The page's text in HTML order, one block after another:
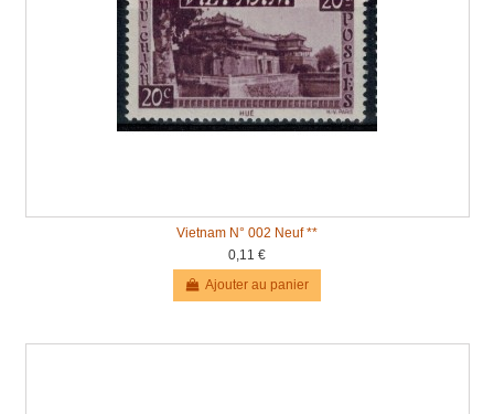
Vietnam N° 002 Neuf **
0,11 €
Ajouter au panier